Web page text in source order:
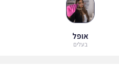
אופל
בעלים